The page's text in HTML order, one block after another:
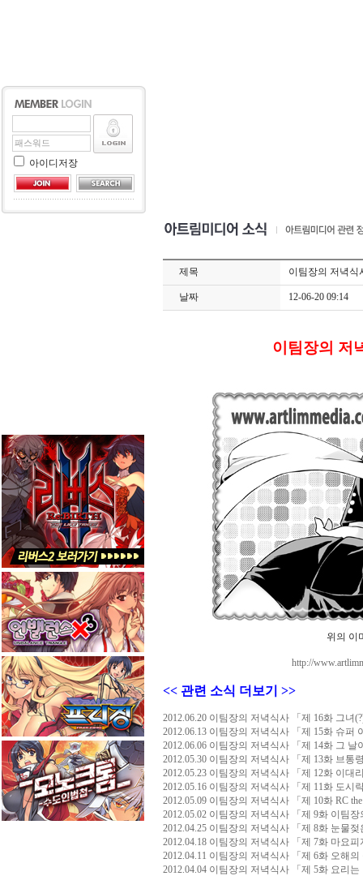
아이디저장
제목 이팀장의 저녁식
날짜 12-06-20 09:14
이팀장의 저
위의 이
http://
<< 관련 소식 더보기 >>
2012.06.20 이팀장의 저녁식사 「제 16화 그녀
2012.06.13 이팀장의 저녁식사 「제 15화 슈퍼
2012.06.06 이팀장의 저녁식사 「제 14화 그 날
2012.05.30 이팀장의 저녁식사 「제 13화 브통
2012.05.23 이팀장의 저녁식사 「제 12화 이대
2012.05.16 이팀장의 저녁식사 「제 11화 도시
2012.05.09 이팀장의 저녁식사 「제 10화 RC
2012.05.02 이팀장의 저녁식사 「제 9화 이팀
2012.04.25 이팀장의 저녁식사 「제 8화 눈물
2012.04.18 이팀장의 저녁식사 「제 7화 마요
2012.04.11 이팀장의 저녁식사 「제 6화 오해
2012.04.04 이팀장의 저녁식사 「제 5화 요리